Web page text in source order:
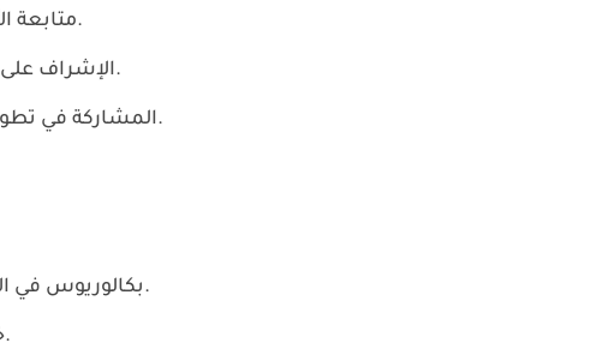
متابعة الأداء الأكاديمي والانضباط الطلابي.
الإشراف على المعلمين وتنفيذ خطط التحسين.
المشاركة في تطوير المناهج والسياسات المدرسية.
بكالوريوس في التربية أو تخصص أكاديمي مناسب.
خبرة في التدريس بالمرحلة الثانوية.